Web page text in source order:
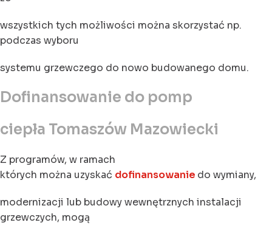
wszystkich tych możliwości można skorzystać np.
podczas wyboru
systemu grzewczego do nowo budowanego domu.
Dofinansowanie do pomp
ciepła Tomaszów Mazowiecki
Z programów, w ramach
których można uzyskać dofinansowanie do wymiany,
modernizacji lub budowy wewnętrznych instalacji
grzewczych, mogą